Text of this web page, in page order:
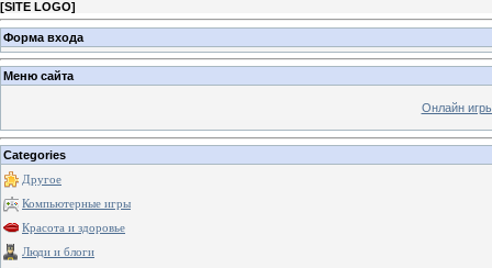
[SITE LOGO]
Форма входа
Меню сайта
Онлайн
Categories
Другое
Компьютерные игры
Красота и здоровье
Люди и блоги